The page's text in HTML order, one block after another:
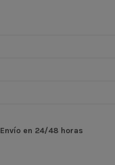
Envío en 24/48 horas